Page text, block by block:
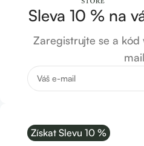
Sleva 10 % na
Zaregistrujte se a
Označovací niť černá,